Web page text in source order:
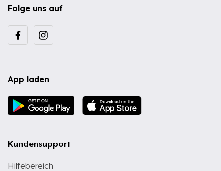
Folge uns auf
App laden
Kundensupport
Hilfebereich